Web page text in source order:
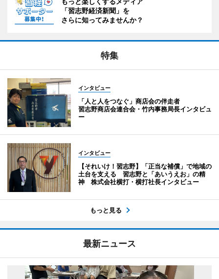
「習志野経済新聞」を
さらに知ってみませんか？
特集
インタビュー
「人と人をつなぐ」商店会の伴走者
習志野商店会連合会・竹内事務局長インタビュ
ー
インタビュー
【それいけ！習志野】「正当な補償」で地域の
土台を支える 習志野と「あいうえお」の精
神 株式会社横打・横打社長インタビュー
もっと見る
最新ニュース